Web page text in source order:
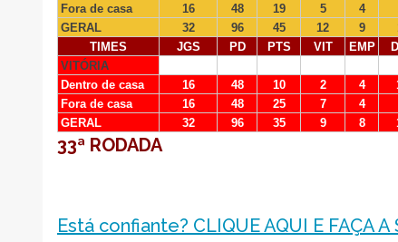
Fora de casa
16 48 19 5 4
GERAL
32 96 45 12 9
TIMES
JGS PD PTS VIT EMP
VITÓRIA
Dentro de casa
16 48 10 2 4
Fora de casa
16 48 25 7 4
GERAL
32 96 35 9 8
33ª RODADA
Está confiante? CLIQUE AQUI E FAÇA A